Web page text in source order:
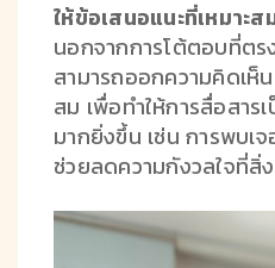
ให้ข้อเสนอแนะที่เหมาะส
นอกจากการโต้ตอบที่ตร
สามารถออกความคิดเห็น
สม เพื่อทำให้การสื่อสาร
มากยิ่งขึ้น เช่น การพบเ
ช่วยลดความกังวลใจที่